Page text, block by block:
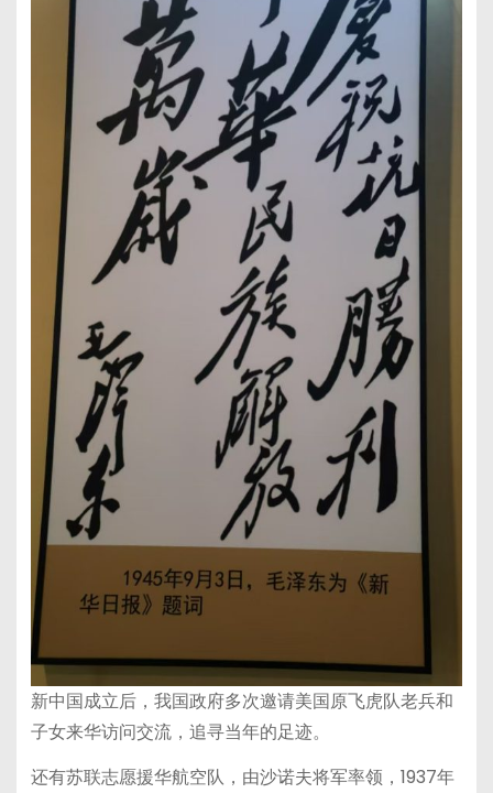
新中国成立后，我国政府多次邀请美国原飞虎队老兵和
子女来华访问交流，追寻当年的足迹。
还有苏联志愿援华航空队，由沙诺夫将军率领，1937年